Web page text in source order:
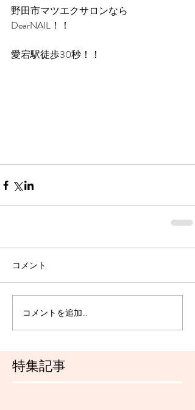
特集記事
野田市マツエクサロンなら
DearNAIL！！
愛宕駅徒歩30秒！！
コメント
コメントを追加…